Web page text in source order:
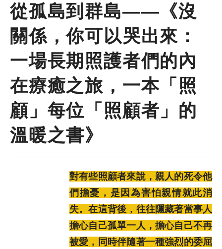
主題報導
主題座談
特別企劃
人物專訪
好書推薦
各期季刊
歷史文獻
投稿專區
從孤島到群島——《沒
關係，你可以哭出來：
一場長期照護者們的內
在療癒之旅，一本「照
顧」每位「照顧者」的
溫暖之書》
對有些照顧者來說，親人的死令他
們擔憂，是因為害怕親情就此消
失。在這背後，往往隱藏著當事人
擔心自己孤單一人，擔心自己不再
被愛，同時伴隨著一種強烈的委屈